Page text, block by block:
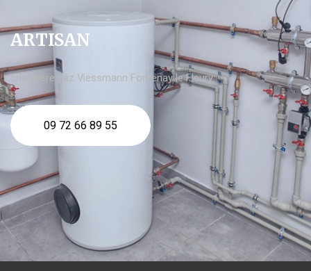
ARTISAN
chaudière gaz Viessmann Fontenay le Fleury
09 72 66 89 55